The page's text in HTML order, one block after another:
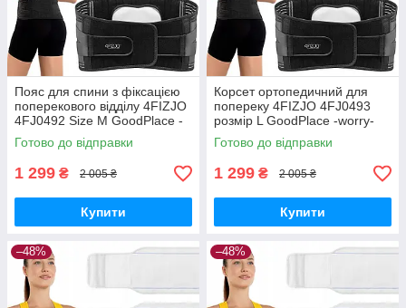
Пояс для спини з фіксацією
поперекового відділу 4FIZJO
4FJ0492 Size M GoodPlace -
worry-free-shopping-
Готово до відправки
1 299 ₴ 2 005 ₴
Купити
Корсет ортопедичний для
попереку 4FIZJO 4FJ0493
розмір L GoodPlace -worry-
free-shopping-
Готово до відправки
1 299 ₴ 2 005 ₴
Купити
–48% –48%